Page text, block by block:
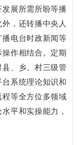
展所需所盼等播
，还转播中央人
电台时政新闻等
作相结合。定期
、乡、村三级管
系统理论知识和
等全方位多领域
平和实操能力，